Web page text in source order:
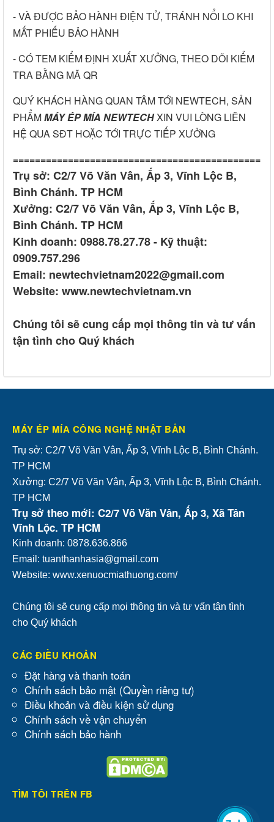
- VÀ ĐƯỢC BẢO HÀNH ĐIỆN TỬ, TRÁNH NỔI LO KHI
MẤT PHIẾU BẢO HÀNH
- CÓ TEM KIỂM ĐỊNH XUẤT XƯỞNG, THEO DÕI KIỂM
TRA BẰNG MÃ QR
QUÝ KHÁCH HÀNG QUAN TÂM TỚI NEWTECH, SẢN
PHẨMMÁY ÉP MÍA NEWTECHXIN VUI LÒNG LIÊN
HỆ QUA SĐT HOẶC TỚI TRỰC TIẾP XƯỞNG
Trụ sở: C2/7 Võ Văn Vân, Ấp 3, Vĩnh Lộc B,
Bình Chánh. TP HCM
Xưởng: C2/7 Võ Văn Vân, Ấp 3, Vĩnh Lộc B,
Bình Chánh. TP HCM
Kinh doanh: 0988.78.27.78 - Kỹ thuật:
0909.757.296
Email: newtechvietnam2022@gmail.com
Website: www.newtechvietnam.vn
Chúng tôi sẽ cung cấp mọi thông tin và tư vấn
tận tình cho Quý khách
MÁY ÉP MÍA CÔNG NGHỆ NHẬT BẢN
Trụ sở: C2/7 Võ Văn Vân, Ấp 3, Vĩnh Lộc B, Bình Chánh.
TP HCM
Xưởng: C2/7 Võ Văn Vân, Ấp 3, Vĩnh Lộc B, Bình Chánh.
TP HCM
Trụ sở theo mới: C2/7 Võ Văn Vân, Ấp 3, Xã Tân
Vĩnh Lộc. TP HCM
Kinh doanh: 0878.636.866
Email: tuanthanhasia@gmail.com
Website: www.xenuocmiathuong.com/
Chúng tôi sẽ cung cấp mọi thông tin và tư vấn tận tình
cho Quý khách
CÁC ĐIỀU KHOẢN
Đặt hàng và thanh toán
Chính sách bảo mật (Quyền riêng tư)
Điều khoản và điều kiện sử dụng
Chính sách về vận chuyển
Chính sách bảo hành
TÌM TÔI TRÊN FB